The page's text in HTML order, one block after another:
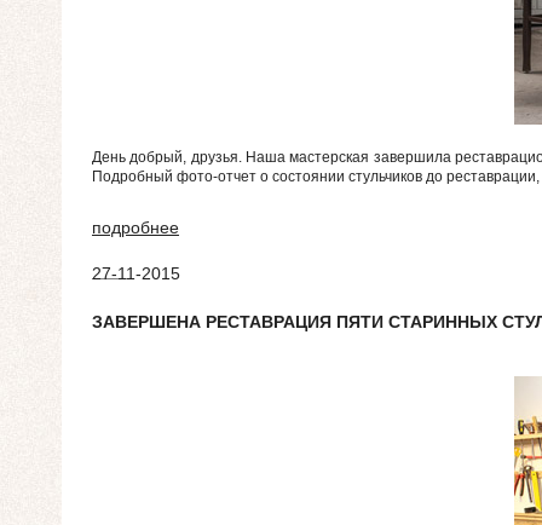
День добрый, друзья. Наша мастерская завершила
Подробный фото-отчет о состоянии стульчиков до
подробнее
27-11-2015
ЗАВЕРШЕНА РЕСТАВРАЦИЯ ПЯТИ СТАРИННЫХ